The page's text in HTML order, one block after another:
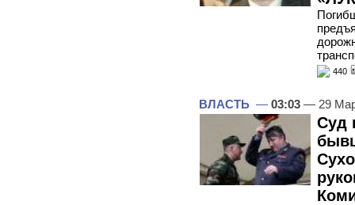
440
ВЛАСТЬ — 03:03 — 29
Суд